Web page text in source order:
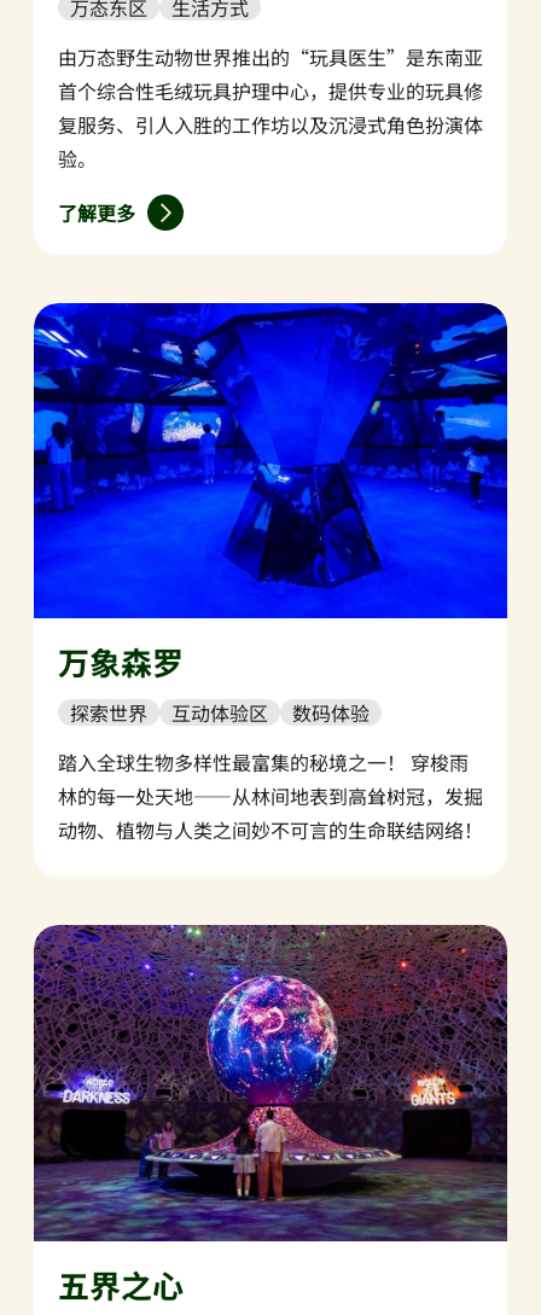
万态东区
生活方式
由万态野生动物世界推出的“玩具医生”是东南亚
首个综合性毛绒玩具护理中心，提供专业的玩具修
复服务、引人入胜的工作坊以及沉浸式角色扮演体
验。
了解更多
万象森罗
探索世界 互动体验区
数码体验
踏入全球生物多样性最富集的秘境之一！ 穿梭雨
林的每一处天地——从林间地表到高耸树冠，发掘
动物、植物与人类之间妙不可言的生命联结网络！
五界之心